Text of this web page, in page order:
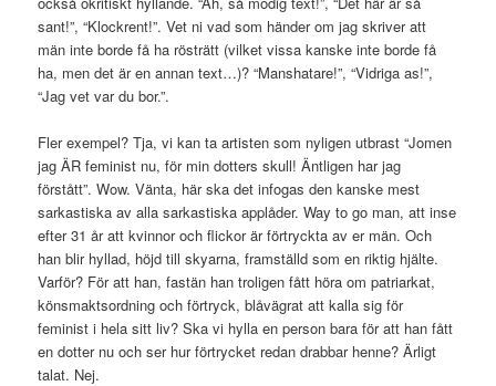
sant!”, “Klockrent!”. Vet ni vad som händer om jag skriver att
män inte borde få ha rösträtt (vilket vissa kanske inte borde få
ha, men det är en annan text…)? “Manshatare!”, “Vidriga as!”,
“Jag vet var du bor.”.
Fler exempel? Tja, vi kan ta artisten som nyligen utbrast “Jomen
jag ÄR feminist nu, för min dotters skull! Äntligen har jag
förstått”. Wow. Vänta, här ska det infogas den kanske mest
sarkastiska av alla sarkastiska applåder. Way to go man, att inse
efter 31 år att kvinnor och flickor är förtryckta av er män. Och
han blir hyllad, höjd till skyarna, framställd som en riktig hjälte.
Varför? För att han, fastän han troligen fått höra om patriarkat,
könsmaktsordning och förtryck, blåvägrat att kalla sig för
feminist i hela sitt liv? Ska vi hylla en person bara för att han fått
en dotter nu och ser hur förtrycket redan drabbar henne? Ärligt
talat. Nej.